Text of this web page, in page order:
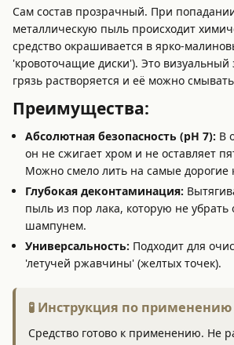
Сам состав прозрачный. При
металлическую пыль происходит
средство окрашивается в ярко-
'кровоточащие диски'). Это визуальный
грязь растворяется и её можно
Преимущества:
Абсолютная безопасность (pH 7): В
он не сжигает хром и не оставляет
Можно смело лить на самые дорогие
Глубокая деконтаминация:
пыль из пор лака, которую не
шампунем.
Универсальность: Подходит для
'летучей ржавчины' (желтых точек).
🧪 Инструкция по применению
Средство готово к применению. Не